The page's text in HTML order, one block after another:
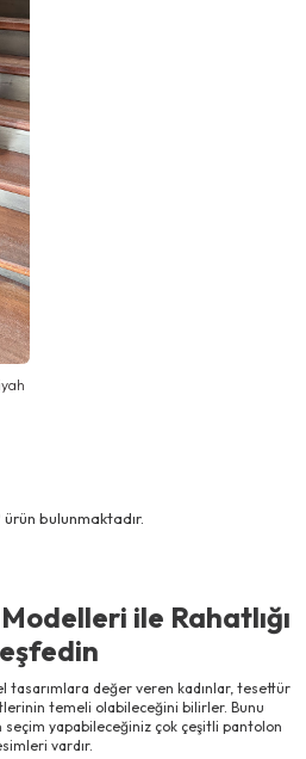
ürün bulunmaktadır.
ile Rahatlığı
tasarımlara değer veren kadınlar, tesettür
temeli olabileceğini bilirler. Bunu
yapabileceğiniz çok çeşitli pantolon
vardır.